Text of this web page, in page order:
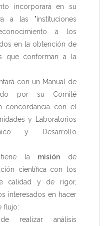
incorporará en su
a las "instituciones
a los
en la obtención de
que conforman a la
con un Manual de
por su Comité
concordancia con el
y Laboratorios
y Desarrollo
tiene la misión de
científica con los
calidad y de rigor,
interesados en hacer
flujo:
realizar análisis